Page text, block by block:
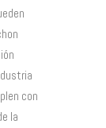
con
la